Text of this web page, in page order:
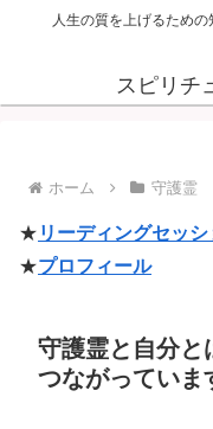
人生の質を上げるため
スピリチ
ホーム 守護霊
★ リーディングセッ
★プロフィール
守護霊と自分と
つながっていま